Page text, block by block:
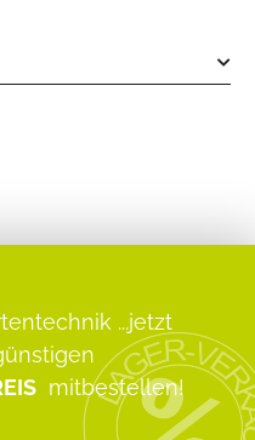
...jetzt
mitbestellen!